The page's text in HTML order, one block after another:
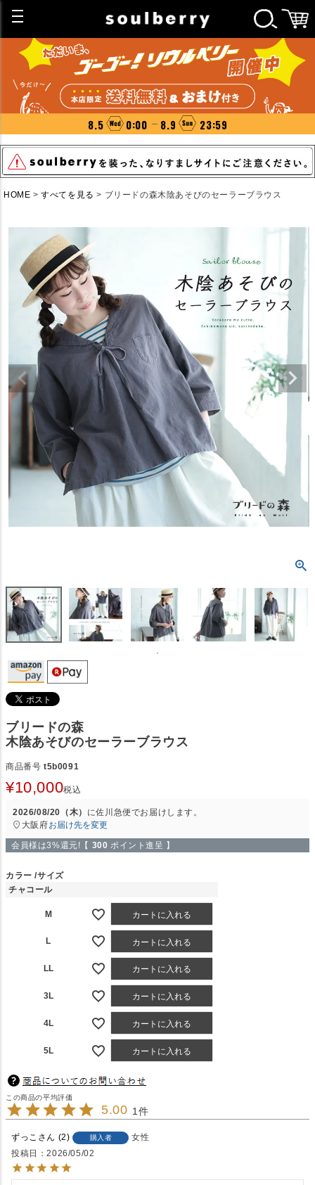
8.5 0:00 8.9 23:59
HOME すべてを見る ブリードの森木陰あそびのセーラーブラウス
ブリードの森
木陰あそびのセーラーブラウス
商品番号 t5b0091
¥10,000税込
2026/08/20（木） に佐川急便でお届けします。
大阪府お届け先を変更
会員様は3%還元!【 300 ポイント進呈 】
カラー サイズ
チャコール
M カートに入れる
L カートに入れる
LL カートに入れる
3L カートに入れる
4L カートに入れる
5L カートに入れる
5.00 1
ずっこ 2 購入者
女性
投稿日
2026/05/02